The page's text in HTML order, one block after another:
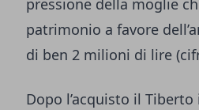
pressione della moglie
patrimonio a favore
di ben 2 milioni di lire
Dopo l’acquisto il